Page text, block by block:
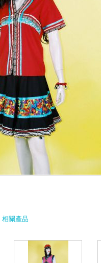
相關產品